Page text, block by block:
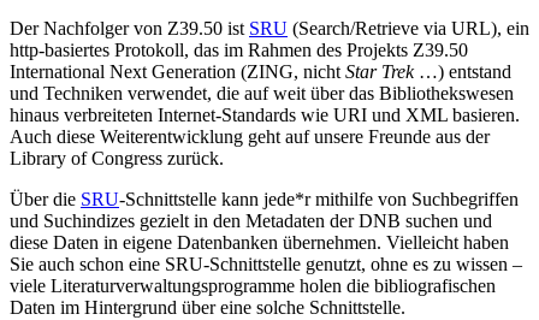
Der Nachfolger von Z39.50 ist SRU (Search/Retrieve via URL), ein
http-basiertes Protokoll, das im Rahmen des Projekts Z39.50
International Next Generation (ZING, nichtStar Trek …) entstand
und Techniken verwendet, die auf weit über das Bibliothekswesen
hinaus verbreiteten Internet-Standards wie URI und XML basieren.
Auch diese Weiterentwicklung geht auf unsere Freunde aus der
Library of Congress zurück.
Über die SRU-Schnittstelle kann jede*r mithilfe von Suchbegriffen
und Suchindizes gezielt in den Metadaten der DNB suchen und
diese Daten in eigene Datenbanken übernehmen. Vielleicht haben
Sie auch schon eine SRU-Schnittstelle genutzt, ohne es zu wissen –
viele Literaturverwaltungsprogramme holen die bibliografischen
Daten im Hintergrund über eine solche Schnittstelle.